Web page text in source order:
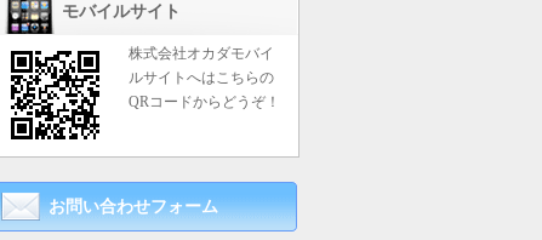
モバイルサイト
株式会社オカダモバイ
ルサイトへはこちらの
QRコードからどうぞ！
お問い合わせフォーム